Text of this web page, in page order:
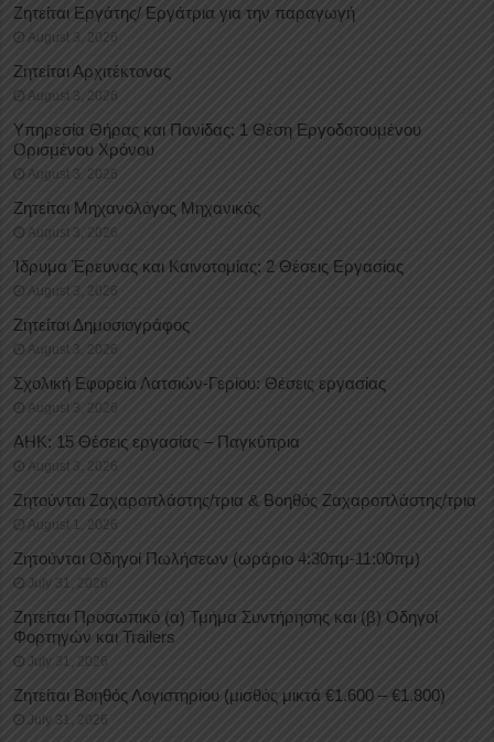
Ζητείται Εργάτης/ Εργάτρια για την παραγωγή
August 3, 2026
Ζητείται Αρχιτέκτονας
August 3, 2026
Υπηρεσία Θήρας και Πανίδας: 1 Θέση Eργοδοτουμένου
Oρισμένου Xρόνου
August 3, 2026
Ζητείται Μηχανολόγος Μηχανικός
August 3, 2026
Ίδρυμα Έρευνας και Καινοτομίας: 2 Θέσεις Εργασίας
August 3, 2026
Ζητείται Δημοσιογράφος
August 3, 2026
Σχολική Εφορεία Λατσιών-Γερίου: Θέσεις εργασίας
August 3, 2026
ΑΗΚ: 15 Θέσεις εργασίας – Παγκύπρια
August 3, 2026
Ζητούνται Ζαχαροπλάστης/τρια & Βοηθός Ζαχαροπλάστης/τρια
August 1, 2026
Ζητούνται Οδηγοί Πωλήσεων (ωράριο 4:30πμ-11:00πμ)
July 31, 2026
Ζητείται Προσωπικό (α) Τμήμα Συντήρησης και (β) Οδηγοί
Φορτηγών και Trailers
July 31, 2026
Ζητείται Βοηθός Λογιστηρίου (μισθός μικτά €1.600 – €1.800)
July 31, 2026